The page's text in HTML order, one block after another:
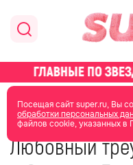
Посещая сайт super.ru, Вы
обработки персональных
файлов cookie, указанных в
главная новости о
30 июня 2025 11:10
Любовный